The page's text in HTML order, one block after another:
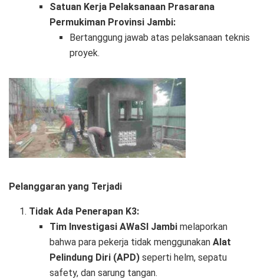
Satuan Kerja Pelaksanaan Prasarana
Permukiman Provinsi Jambi:
Bertanggung jawab atas pelaksanaan teknis
proyek.
Pelanggaran yang Terjadi
Tidak Ada Penerapan K3:
Tim Investigasi AWaSI Jambimelaporkan
bahwa para pekerja tidak menggunakan Alat
Pelindung Diri (APD)seperti helm, sepatu
safety, dan sarung tangan.